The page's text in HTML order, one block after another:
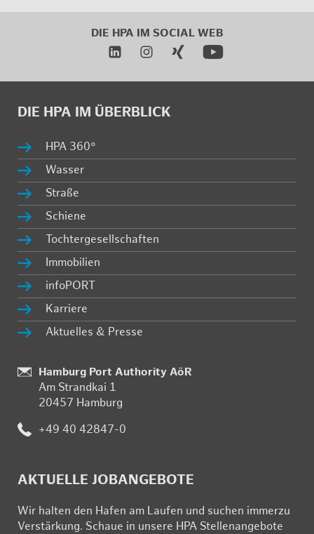
DIE HPA IM SO­CIAL WEB
DIE HPA IM ÜBER­BLICK
HPA 360°
Was­ser
Stra­ße
Schie­ne
Toch­ter­ge­sell­schaf­ten
Im­mo­bi­li­en
in­fo­PORT
Kar­rie­re
Ak­tu­el­les & Pres­se
Stand­
ort:
Hamburg Port Authority AöR
Am Strand­kai 1
20457 Ham­burg
Te­
fon:
+49 40 42847-0
AK­TU­EL­LE JOB­AN­GE­BO­TE
Wir hal­ten den Ha­fen am Lau­fen und su­chen im­mer­zu
Ver­stär­kung. Schau­e in un­se­re HPA Stel­len­an­ge­bo­te